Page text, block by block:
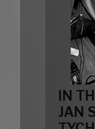
IN
JAN